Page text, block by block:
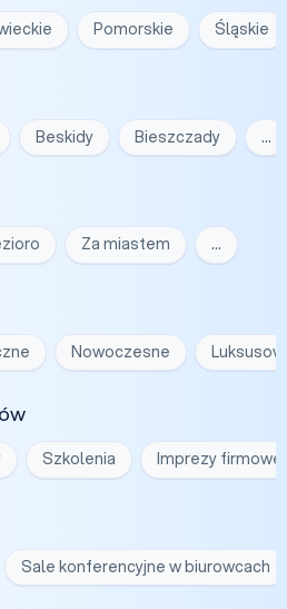
Pomorskie Śląskie
Beskidy Bieszczady …
Za miastem …
Nowoczesne
Szkolenia Imprezy firmowe
Sale konferencyjne w biurowcach